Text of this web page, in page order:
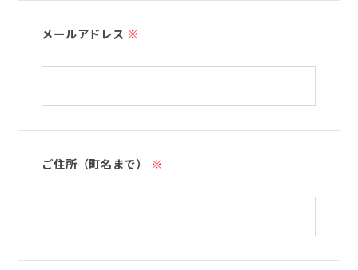
メールアドレス ※
ご住所（町名まで） ※